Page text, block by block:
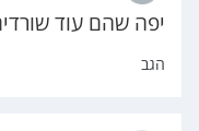
יפה שהם עוד
הגב